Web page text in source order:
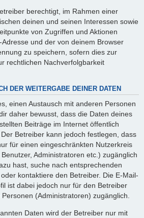
berechtigt, im Rahmen einer
deinen und seinen Interessen sowie
von Zugriffen und Aktionen
und der von deinem Browser
zu speichern, sofern dies zur
rechtlichen Nachverfolgbarkeit
DER WEITERGABE DEINER DATEN
einen Austausch mit anderen Personen
daher bewusst, dass die Daten deines
Beiträge im Internet öffentlich
Betreiber kann jedoch festlegen, dass
für einen eingeschränkten Nutzerkreis
Administratoren etc.) zugänglich
hast, suche nach entsprechenden
kontaktiere den Betreiber. Die E-Mail-
ist dabei jedoch nur für den Betreiber
(Administratoren) zugänglich.
Daten wird der Betreiber nur mit